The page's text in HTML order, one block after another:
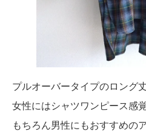
プルオーバータイプのロング
女性にはシャツワンピース感
もちろん男性にもおすすめの